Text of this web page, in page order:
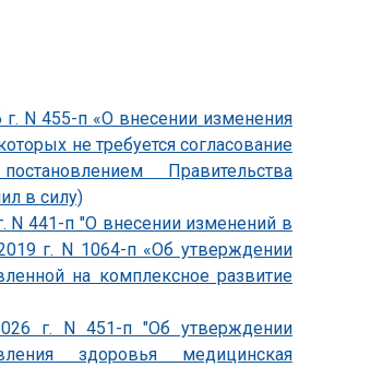
N 455-п «О внесении изменения
не требуется согласование
Правительства
в силу)
N 441-п "О внесении изменений в
г. N 1064-п «Об утверждении
на комплексное развитие
г. N 451-п "Об утверждении
здоровья медицинская